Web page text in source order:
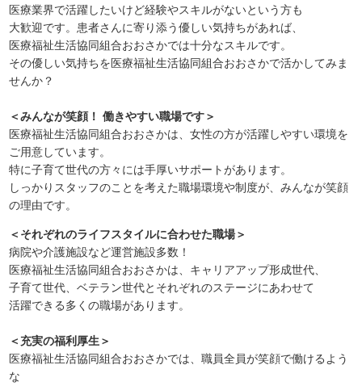
医療業界で活躍したいけど経験やスキルがないという方も
大歓迎です。患者さんに寄り添う優しい気持ちがあれば、
医療福祉生活協同組合おおさかでは十分なスキルです。
その優しい気持ちを医療福祉生活協同組合おおさかで活かしてみま
せんか？
＜みんなが笑顔！ 働きやすい職場です＞
医療福祉生活協同組合おおさかは、女性の方が活躍しやすい環境を
ご用意しています。
特に子育て世代の方々には手厚いサポートがあります。
しっかりスタッフのことを考えた職場環境や制度が、みんなが笑顔
の理由です。
＜それぞれのライフスタイルに合わせた職場＞
病院や介護施設など運営施設多数！
医療福祉生活協同組合おおさかは、キャリアアップ形成世代、
子育て世代、ベテラン世代とそれぞれのステージにあわせて
活躍できる多くの職場があります。
＜充実の福利厚生＞
医療福祉生活協同組合おおさかでは、職員全員が笑顔で働けるよう
な